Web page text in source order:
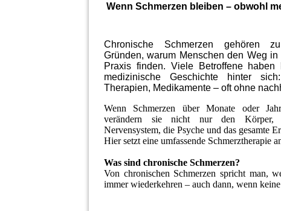
Wenn Schmerzen bleiben – obwohl
Chronische Schmerzen gehören
Gründen, warum Menschen den Weg
Praxis finden. Viele Betroffene
medizinische Geschichte hinter
Therapien, Medikamente – oft ohne
Wenn Schmerzen über Monate oder
verändern sie nicht nur den Körper,
Nervensystem, die Psyche und das gesamte
Hier setzt eine umfassende Schmerztherapie
Was sind chronische Schmerzen?
Von chronischen Schmerzen spricht man,
immer wiederkehren – auch dann, wenn